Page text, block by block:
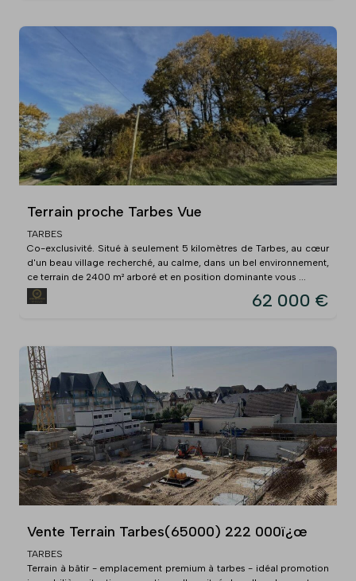
Terrain proche Tarbes Vue
TARBES
Co-exclusivité. Situé à seulement 5 kilomètres de Tarbes, au cœur
d'un beau village recherché, au calme, dans un bel environnement,
ce terrain de 2400 m² arboré et en position dominante vous ...
62 000 €
Vente Terrain Tarbes(65000) 222 000ï¿œ
TARBES
Terrain à bâtir - emplacement premium à tarbes - idéal promotion